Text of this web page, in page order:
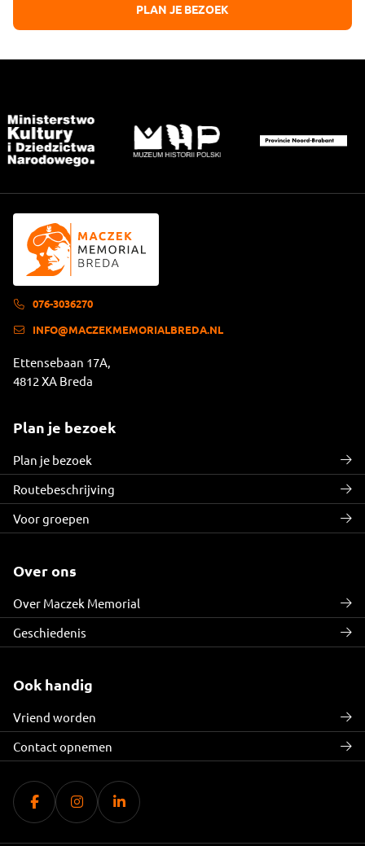
PLAN JE BEZOEK
076-3036270
INFO@MACZEKMEMORIALBREDA.NL
Ettensebaan 17A,
4812 XA Breda
Plan je bezoek
Plan je bezoek
Routebeschrijving
Voor groepen
Over ons
Over Maczek Memorial
Geschiedenis
Ook handig
Vriend worden
Contact opnemen